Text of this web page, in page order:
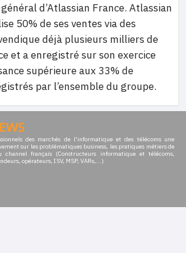
d’Atlassian France. Atlassian
50% de ses ventes via des
déjà plusieurs milliers de
et a enregistré sur son exercice
supérieure aux 33% de
par l’ensemble du groupe.
des marchés de l'informatique et des télécoms une
sur les problématiques business, les pratiques métiers de
channel français (Constructeurs informatique et télécoms,
opérateurs, ISV, MSP, VARs,...)